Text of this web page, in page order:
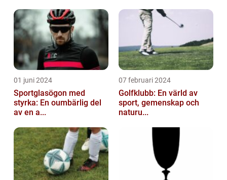
01 juni 2024
Sportglasögon med
styrka: En oumbärlig del
av en a...
07 februari 2024
Golfklubb: En värld av
sport, gemenskap och
naturu...